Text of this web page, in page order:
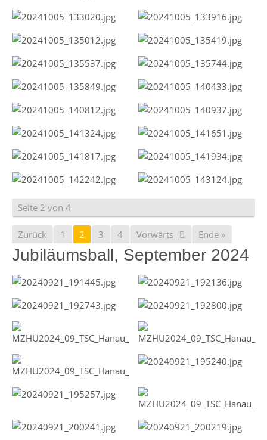
Seite 2 von 4
Zurück 1 2 3 4 Vorwärts Ende »
Jubiläumsball, September 2024